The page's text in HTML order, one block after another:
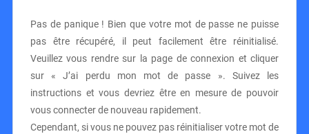
Pas de panique ! Bien que votre mot de passe ne puisse
pas être récupéré, il peut facilement être réinitialisé.
Veuillez vous rendre sur la page de connexion et cliquer
sur « J’ai perdu mon mot de passe ». Suivez les
instructions et vous devriez être en mesure de pouvoir
vous connecter de nouveau rapidement.
Cependant, si vous ne pouvez pas réinitialiser votre mot de